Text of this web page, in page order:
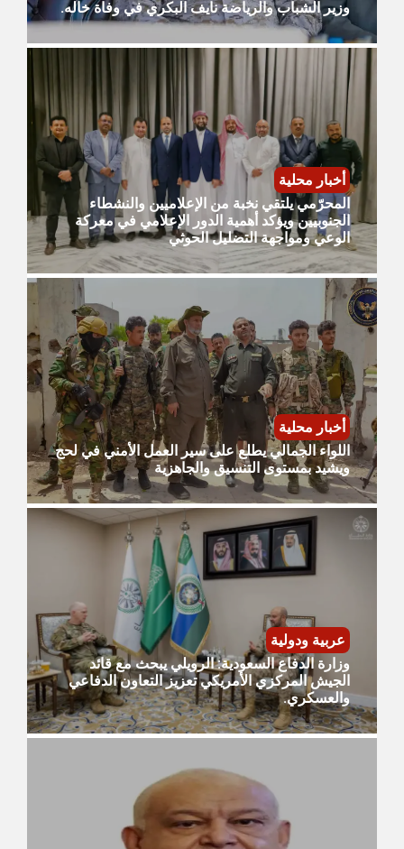
وزير الشباب والرياضة نايف البكري في وفاة خاله.
أخبار محلية
المحرّمي يلتقي نخبة من الإعلاميين والنشطاء
الجنوبيين ويؤكد أهمية الدور الإعلامي في معركة
الوعي ومواجهة التضليل الحوثي
أخبار محلية
اللواء الجمالي يطلع على سير العمل الأمني في لحج
ويشيد بمستوى التنسيق والجاهزية
عربية ودولية
وزارة الدفاع السعودية: الرويلي يبحث مع قائد
الجيش المركزي الأمريكي تعزيز التعاون الدفاعي
والعسكري.